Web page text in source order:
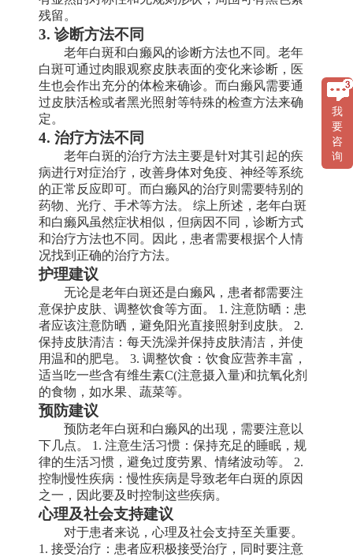
残留。
3. 诊断方法不同
老年白斑和白癞风的诊断方法也不同。老年
白斑可通过肉眼观察皮肤表面的变化来诊断，医
生也会作出充分的体检来确诊。而白癞风需要通
过皮肤活检或者黑光照射等特殊的检查方法来确
定。
4. 治疗方法不同
老年白斑的治疗方法主要是针对其引起的疾
病进行对症治疗，改善身体对免疫、神经等系统
的正常反应即可。而白癞风的治疗则需要特别的
药物、光疗、手术等方法。 综上所述，老年白斑
和白癞风虽然症状相似，但病因不同，诊断方式
和治疗方法也不同。因此，患者需要根据个人情
况找到正确的治疗方法。
护理建议
无论是老年白斑还是白癞风，患者都需要注
意保护皮肤、调整饮食等方面。 1. 注意防晒：患
者应该注意防晒，避免阳光直接照射到皮肤。 2.
保持皮肤清洁：每天洗澡并保持皮肤清洁，并使
用温和的肥皂。 3. 调整饮食：饮食应营养丰富，
适当吃一些含有维生素C(注意摄入量)和抗氧化剂
的食物，如水果、蔬菜等。
预防建议
预防老年白斑和白癞风的出现，需要注意以
下几点。 1. 注意生活习惯：保持充足的睡眠，规
律的生活习惯，避免过度劳累、情绪波动等。 2.
控制慢性疾病：慢性疾病是导致老年白斑的原因
之一，因此要及时控制这些疾病。
心理及社会支持建议
对于患者来说，心理及社会支持至关重要。
1. 接受治疗：患者应积极接受治疗，同时要注意
我
要
咨
询